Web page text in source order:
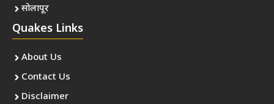
सोलापूर
Quakes Links
About Us
Contact Us
Disclaimer